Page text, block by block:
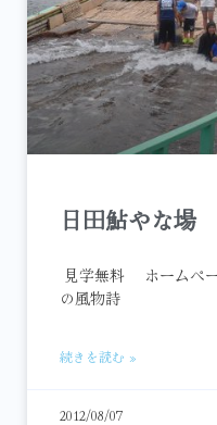
日田鮎やな場
見学無料 ホームペ
の風物詩
続きを読む »
2012/08/07